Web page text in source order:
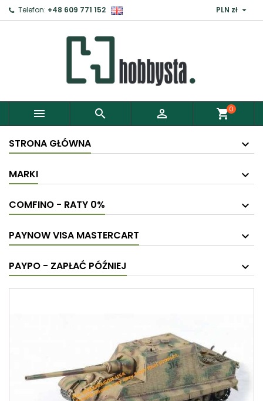
Telefon: +48 609 771 152 PLN zł 
   shopping_cart0
STRONA GŁÓWNA
MARKI
COMFINO - RATY 0%
PAYNOW VISA MASTERCART
PAYPO - ZAPŁAĆ PÓŹNIEJ